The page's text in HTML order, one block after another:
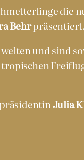
die
Behrpräsentiert.
und sind
Julia